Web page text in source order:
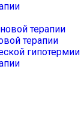
терапии
терапии